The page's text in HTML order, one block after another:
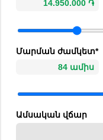
Մարման ժամկետ*
Ամսական վճար